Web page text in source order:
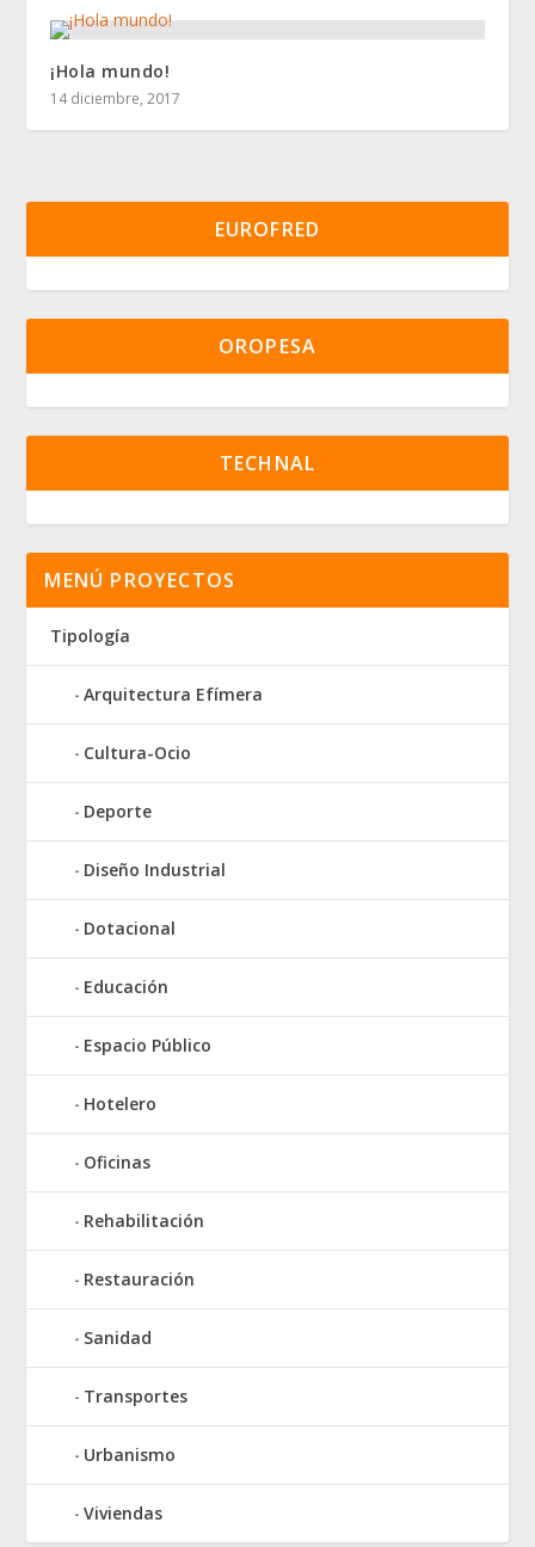
¡Hola mundo!
14 diciembre, 2017
EUROFRED
OROPESA
TECHNAL
MENÚ PROYECTOS
Tipología
Arquitectura Efímera
Cultura-Ocio
Deporte
Diseño Industrial
Dotacional
Educación
Espacio Público
Hotelero
Oficinas
Rehabilitación
Restauración
Sanidad
Transportes
Urbanismo
Viviendas